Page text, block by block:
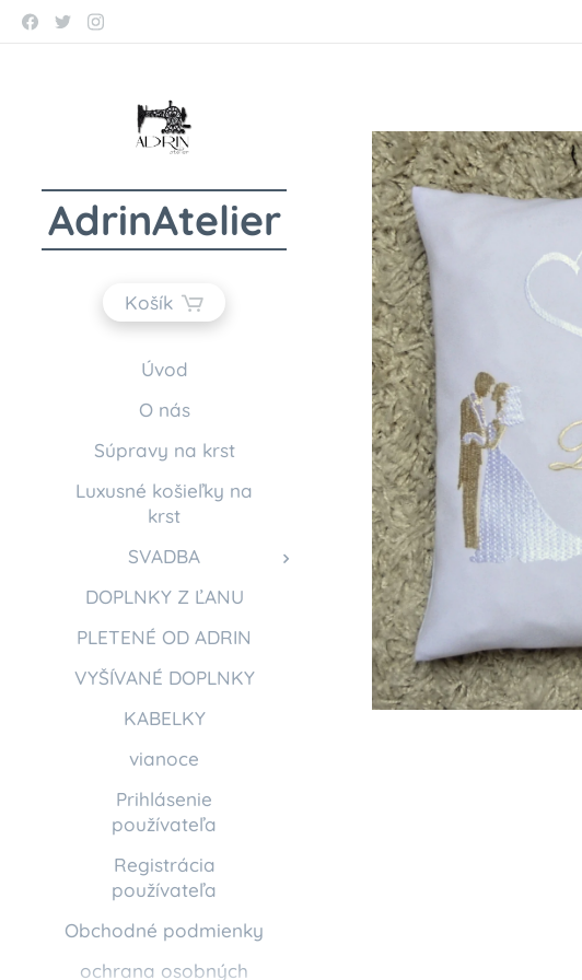
AdrinAtelier
Košík
Úvod
O nás
Súpravy na krst
Luxusné košieľky na
krst
SVADBA
DOPLNKY Z ĽANU
PLETENÉ OD ADRIN
VYŠÍVANÉ DOPLNKY
KABELKY
vianoce
Prihlásenie
používateľa
Registrácia
používateľa
Obchodné podmienky
ochrana osobných